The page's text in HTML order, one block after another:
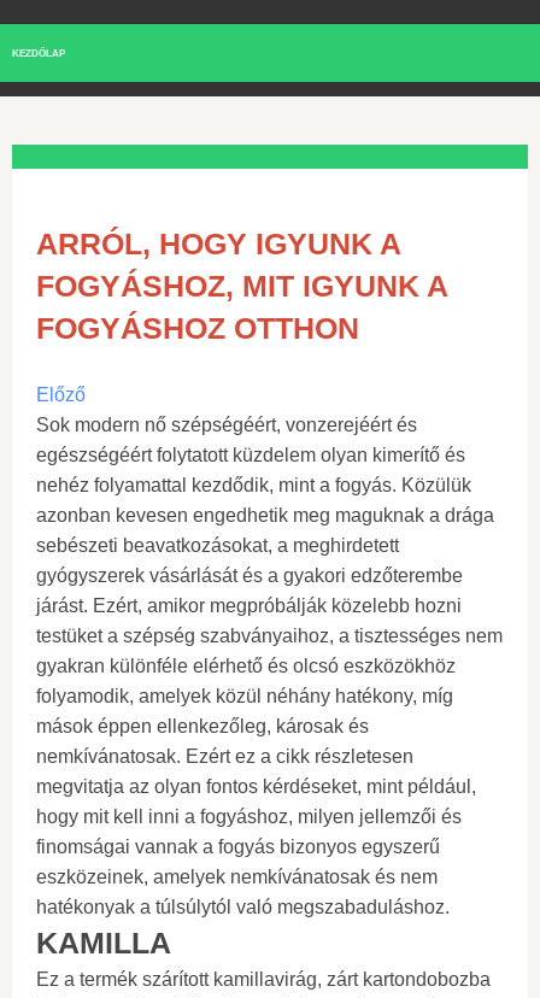
KEZDŐLAP
ARRÓL, HOGY IGYUNK A
FOGYÁSHOZ, MIT IGYUNK A
FOGYÁSHOZ OTTHON
Előző
Sok modern nő szépségéért, vonzerejéért és
egészségéért folytatott küzdelem olyan kimerítő és
nehéz folyamattal kezdődik, mint a fogyás. Közülük
azonban kevesen engedhetik meg maguknak a drága
sebészeti beavatkozásokat, a meghirdetett
gyógyszerek vásárlását és a gyakori edzőterembe
járást. Ezért, amikor megpróbálják közelebb hozni
testüket a szépség szabványaihoz, a tisztességes nem
gyakran különféle elérhető és olcsó eszközökhöz
folyamodik, amelyek közül néhány hatékony, míg
mások éppen ellenkezőleg, károsak és
nemkívánatosak. Ezért ez a cikk részletesen
megvitatja az olyan fontos kérdéseket, mint például,
hogy mit kell inni a fogyáshoz, milyen jellemzői és
finomságai vannak a fogyás bizonyos egyszerű
eszközeinek, amelyek nemkívánatosak és nem
hatékonyak a túlsúlytól való megszabaduláshoz.
KAMILLA
Ez a termék szárított kamillavirág, zárt kartondobozba